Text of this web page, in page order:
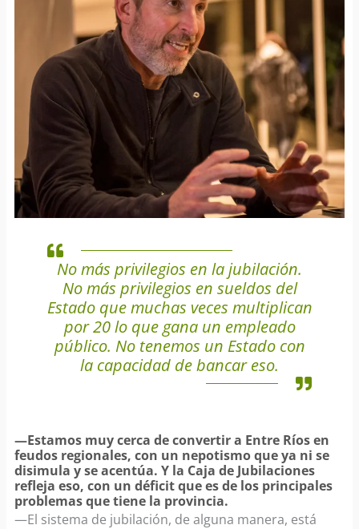
No más privilegios en la jubilación.
No más privilegios en sueldos del
Estado que muchas veces multiplican
por 20 lo que gana un empleado
público. No tenemos un Estado con
la capacidad de bancar eso.
—Estamos muy cerca de convertir a Entre Ríos en
feudos regionales, con un nepotismo que ya ni se
disimula y se acentúa. Y la Caja de Jubilaciones
refleja eso, con un déficit que es de los principales
problemas que tiene la provincia.
—El sistema de jubilación, de alguna manera, está